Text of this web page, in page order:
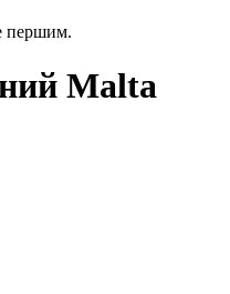
першим.
Malta